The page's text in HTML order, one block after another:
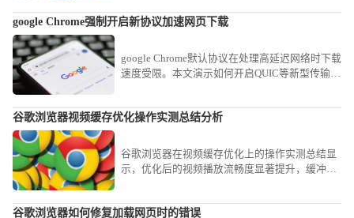
豁免协同逻辑进行合规连接。
google Chrome强制开启新协议加速网页下载
google Chrome默认协议在处理高延迟网络时下载
速度受限。本文演示如何开启QUIC等新型传输协
率。
谷歌浏览器视频缓存优化操作实测总结分析
谷歌浏览器在视频缓存优化上的操作实测总结显
示，优化后的视频播放流畅度显著提升，缓冲时
谷歌浏览器如何修复加载网页时的错误